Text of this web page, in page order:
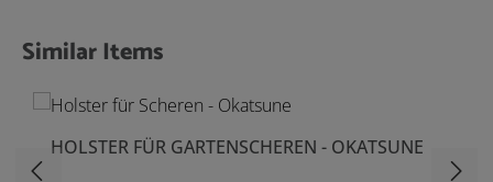
Produktgalerie überspringen
Similar Items
HOLSTER FÜR GARTENSCHEREN - OKATSUNE